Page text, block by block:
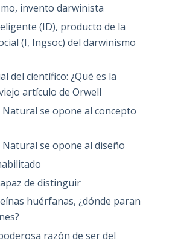
invento darwinista
(ID), producto de la
(I, Ingsoc) del darwinismo
del científico: ¿Qué es la
artículo de Orwell
Natural se opone al concepto
Natural se opone al diseño
de distinguir
huérfanas, ¿dónde paran
razón de ser del